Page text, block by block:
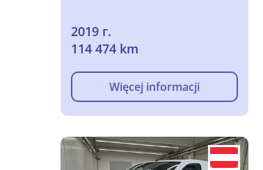
2019 г.
114 474 km
Więcej informacji